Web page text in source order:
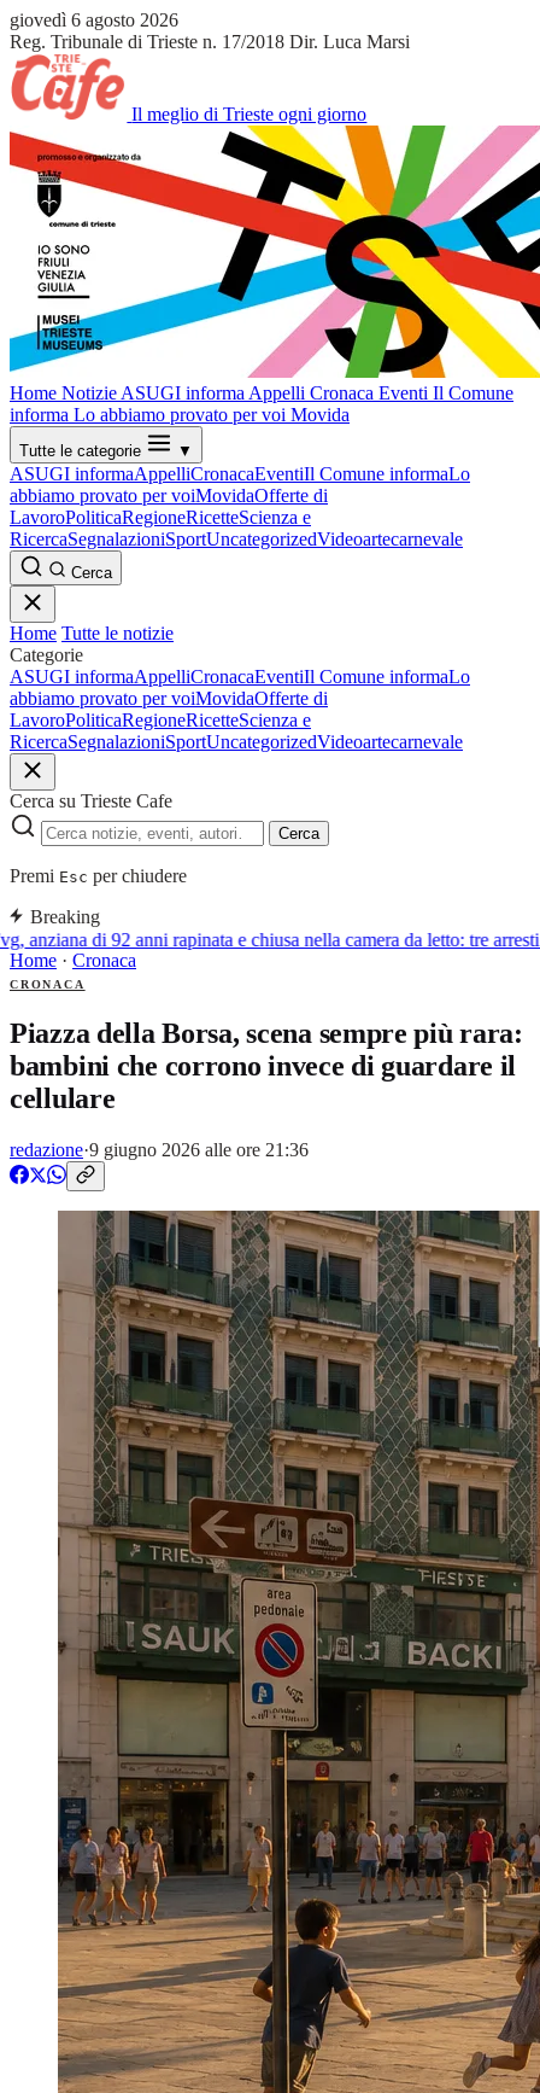
giovedì 6 agosto 2026
Reg. Tribunale di Trieste n. 17/2018 Dir. Luca Marsi
Il meglio di Trieste ogni giorno
Home Notizie ASUGI informa Appelli Cronaca Eventi Il Comune
informa Lo abbiamo provato per voi Movida
Tutte le categorie ▼
ASUGI informaAppelliCronacaEventiIl Comune informaLo
abbiamo provato per voiMovidaOfferte di
LavoroPoliticaRegioneRicetteScienza e
RicercaSegnalazioniSportUncategorizedVideoartecarnevale
Cerca
Home Tutte le notizie
Categorie
ASUGI informaAppelliCronacaEventiIl Comune informaLo
abbiamo provato per voiMovidaOfferte di
LavoroPoliticaRegioneRicetteScienza e
RicercaSegnalazioniSportUncategorizedVideoartecarnevale
Cerca su Trieste Cafe
Cerca
Premi Esc per chiudere
Breaking
anziana di 92 anni rapinata e chiusa nella camera da letto: tre
Home · Cronaca
CRONACA
Piazza della Borsa, scena sempre più rara:
bambini che corrono invece di guardare il
cellulare
redazione·9 giugno 2026 alle ore 21:36